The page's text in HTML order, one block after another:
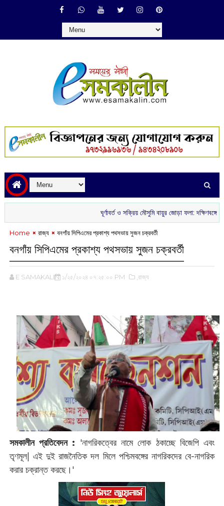
ঘূর্ণাবর্ত ও সক্রিয় মৌসুমি বায়ুর জোড়া ফলা: দক্ষিণবঙ্গে ভারী বৃষ্টির
Home রাজ্য বনগাঁয় সিপিএমের প্রকাশ্য পথসভায় সুজন চক্রবর্তী
বনগাঁয় সিপিএমের প্রকাশ্য পথসভায় সুজন চক্রবর্তী
E SAMAKALIN ১/২৫/২০২৪ ০৭:২৫:০০ PM ,রাজ্য
সমকালীন প্রতিবেদন : ‌'‌নাগরিকত্বের নামে লোক ঠকাচ্ছে বিজেপি ‌এবং
তৃণমূল| এই দুই রাজনৈতিক দল মিলে পশ্চিমবঙ্গের নাগরিকদের বে-নাগরিক
করার চক্রান্ত করছে।'